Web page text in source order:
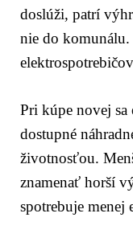
doslúži, patrí
nie do komunálu.
Pri kúpe novej
dostupné
životnosťou.
znamenať horší
spotrebuje menej